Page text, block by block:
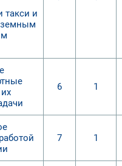
такси и
6 1
7 1